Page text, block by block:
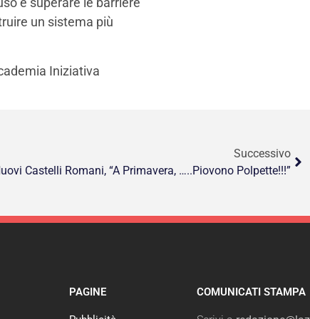
un sistema più
Iniziativa
Successivo
Castelli Romani, “A Primavera, …..Piovono Polpette!!!”
PAGINE COMUNICATI STAMPA